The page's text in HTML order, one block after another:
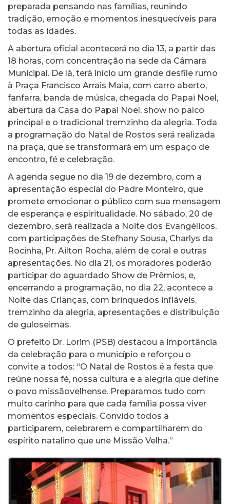
preparada pensando nas famílias, reunindo
tradição, emoção e momentos inesquecíveis para
todas as idades.
A abertura oficial acontecerá no dia 13, a partir das
18 horas, com concentração na sede da Câmara
Municipal. De lá, terá início um grande desfile rumo
à Praça Francisco Arrais Maia, com carro aberto,
fanfarra, banda de música, chegada do Papai Noel,
abertura da Casa do Papai Noel, show no palco
principal e o tradicional tremzinho da alegria. Toda
a programação do Natal de Rostos será realizada
na praça, que se transformará em um espaço de
encontro, fé e celebração.
A agenda segue no dia 19 de dezembro, com a
apresentação especial do Padre Monteiro, que
promete emocionar o público com sua mensagem
de esperança e espiritualidade. No sábado, 20 de
dezembro, será realizada a Noite dos Evangélicos,
com participações de Stefhany Sousa, Charlys da
Rocinha, Pr. Ailton Rocha, além de coral e outras
apresentações. No dia 21, os moradores poderão
participar do aguardado Show de Prêmios, e,
encerrando a programação, no dia 22, acontece a
Noite das Crianças, com brinquedos infláveis,
tremzinho da alegria, apresentações e distribuição
de guloseimas.
O prefeito Dr. Lorim (PSB) destacou a importância
da celebração para o município e reforçou o
convite a todos: “O Natal de Rostos é a festa que
reúne nossa fé, nossa cultura e a alegria que define
o povo missãovelhense. Preparamos tudo com
muito carinho para que cada família possa viver
momentos especiais. Convido todos a
participarem, celebrarem e compartilharem do
espírito natalino que une Missão Velha.”